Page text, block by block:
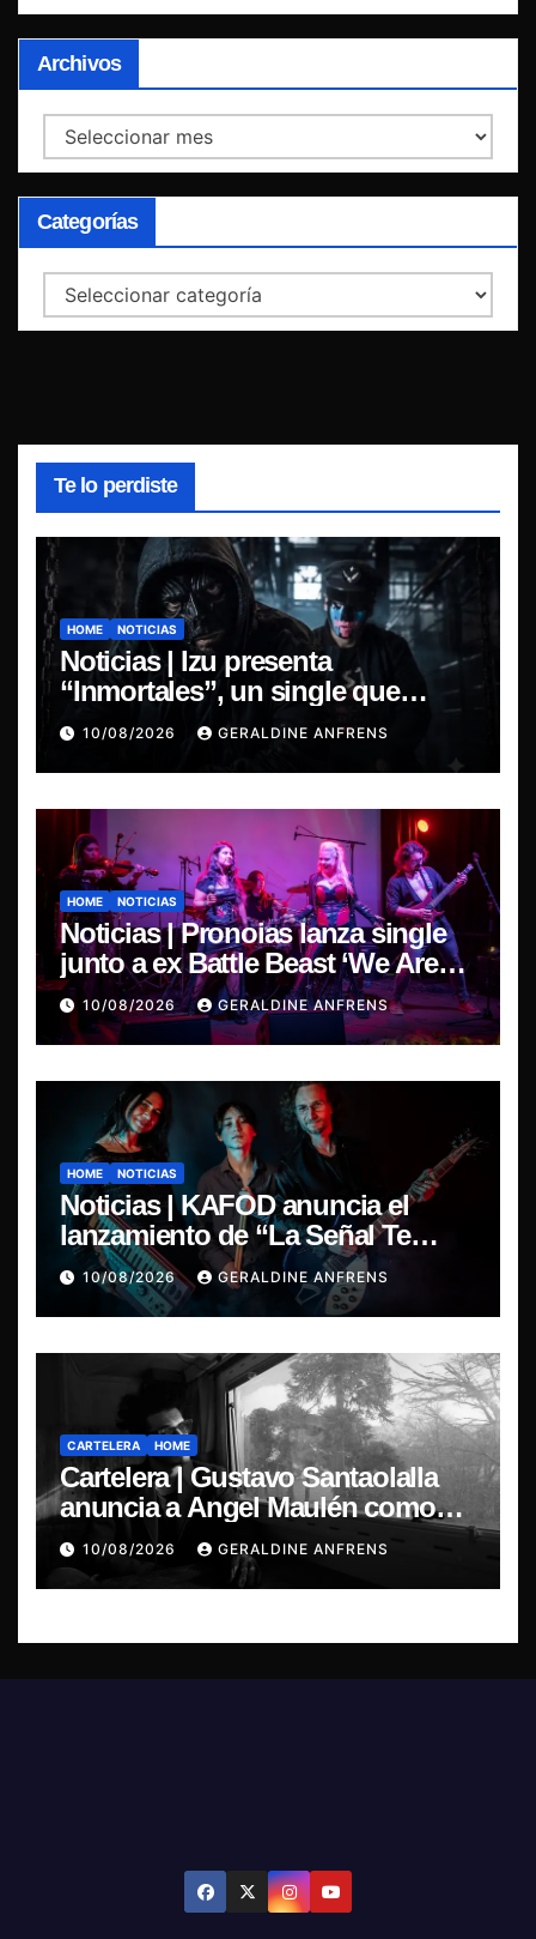
Archivos
Archivos
Categorías
Categorías
Te lo perdiste
HOME NOTICIAS
Noticias | Izu presenta
“Inmortales”, un single que
marca su esperado regreso.
10/08/2026 GERALDINE ANFRENS
HOME NOTICIAS
Noticias | Pronoias lanza single
junto a ex Battle Beast ‘We Are
The Same’ une el metal de Chile y
Finlandia.
10/08/2026 GERALDINE ANFRENS
HOME NOTICIAS
Noticias | KAFOD anuncia el
lanzamiento de “La Señal Te
Encontró”, el primer adelanto de
su nuevo álbum conceptual.
10/08/2026 GERALDINE ANFRENS
CARTELERA HOME
Cartelera | Gustavo Santaolalla
anuncia a Angel Maulén como
invitado especial para su regreso
a Chile
10/08/2026 GERALDINE ANFRENS